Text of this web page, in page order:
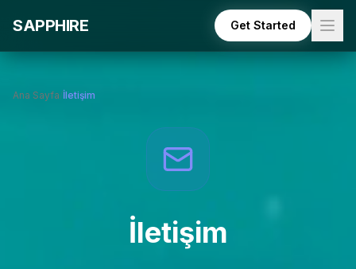
SAPPHIRE Get Started
Ana Sayfa/İletişim
İletişim